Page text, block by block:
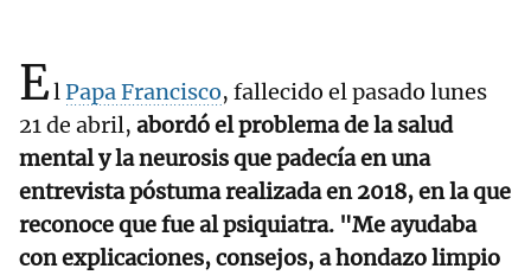
ElPapa Francisco, fallecido el pasado lunes
21 de abril, abordó el problema de la salud
mental y la neurosis que padecía en una
entrevista póstuma realizada en 2018, en la que
reconoce que fue al psiquiatra. "Me ayudaba
con explicaciones, consejos, a hondazo limpio